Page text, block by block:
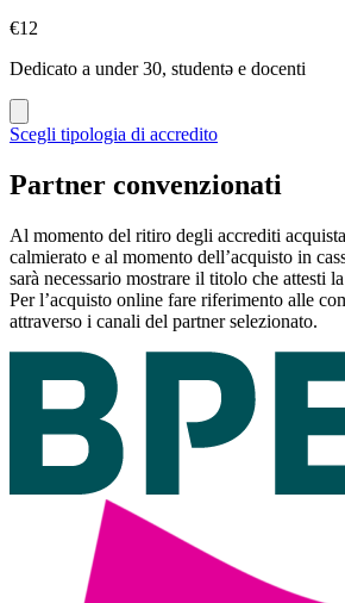
€12
Dedicato a under 30, studentə e docenti
Scegli tipologia di accredito
Partner convenzionati
Al momento del ritiro degli accrediti
calmierato e al momento dell’acquisto in
sarà necessario mostrare il titolo che attesti
Per l’acquisto online fare riferimento alle
attraverso i canali del partner selezionato.